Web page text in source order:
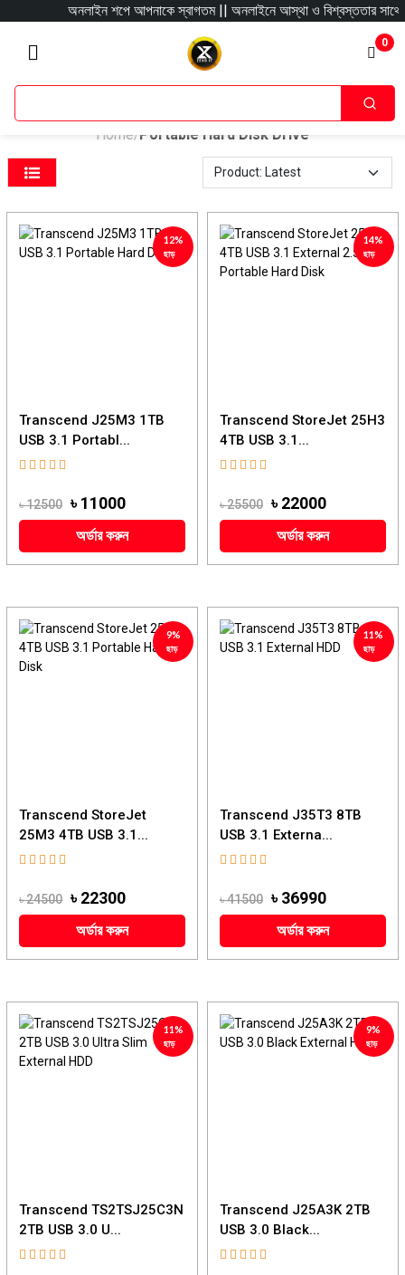
অনলাইন শপে আপনাকে স্বাগতম || অনলাইনে আস্থা ও বিশ্বস্ততার সাথে সারা
0
Home/ Portable Hard Disk Drive
12%
ছাড়
Transcend J25M3 1TB
USB 3.1 Portabl...
৳ 12500 ৳ 11000
অর্ডার করুন
14%
ছাড়
Transcend StoreJet 25H3
4TB USB 3.1...
৳ 25500 ৳ 22000
অর্ডার করুন
9%
ছাড়
Transcend StoreJet
25M3 4TB USB 3.1...
৳ 24500 ৳ 22300
অর্ডার করুন
11%
ছাড়
Transcend J35T3 8TB
USB 3.1 Externa...
৳ 41500 ৳ 36990
অর্ডার করুন
11%
ছাড়
Transcend TS2TSJ25C3N
2TB USB 3.0 U...
9%
ছাড়
Transcend J25A3K 2TB
USB 3.0 Black...